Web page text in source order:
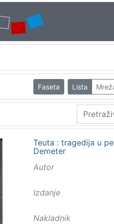
Faseta Lista
Teuta : tragedija u
Demeter
Autor
Izdanje
Nakladnik